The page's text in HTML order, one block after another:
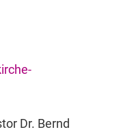
Dr. Bernd